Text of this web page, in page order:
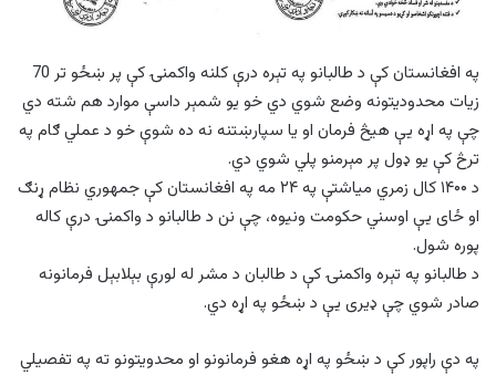
په افغانستان کې د طالبانو په تېره درې کلنه واکمنۍ کې پر ښځو تر 70
زیات محدودیتونه وضع شوي دي خو یو شمېر داسې موارد هم شته دي
چې په اړه یې هیڅ فرمان او یا سپارښتنه نه ده شوې خو د عملي ګام په
ترڅ کې یو ډول پر مېرمنو پلي شوي دي.
د ۱۴۰۰ کال زمري میاشتې په ۲۴ مه په افغانستان کې جمهوري نظام ړنګ
او ځای یې اوسني حکومت ونیوه، چې نن د طالبانو د واکمنۍ درې کاله
پوره شول.
د طالبانو په تېره واکمنۍ کې د طالبان د مشر له لورې بېلابېل فرمانونه
صادر شوي چې ډیری یې د ښځو په اړه دي.
په دې راپور کې د ښځو په اړه هغو فرمانونو او محدویتونو ته په تفصیلي